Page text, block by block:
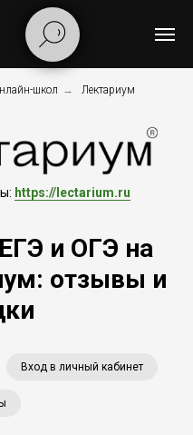
школ → Лектариум
https://lectarium.ru
и ОГЭ на
отзывы и
Вход в личный кабинет